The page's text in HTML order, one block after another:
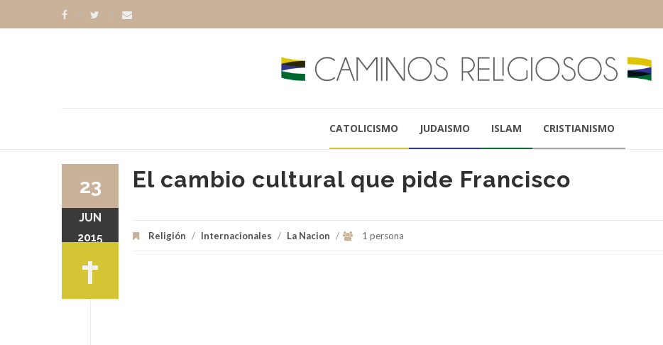
CATOLICISMO JUDAISMO ISLAM CRISTIANISMO
El cambio cultural que pide Francisco
Religión / Internacionales / La Nacion / 1 persona
23
JUN
2015